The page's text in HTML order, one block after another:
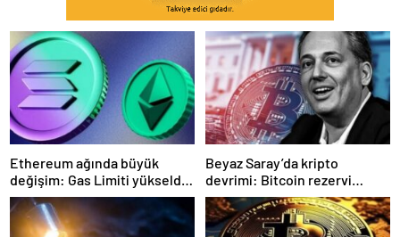
Ethereum ağında büyük
değişim: Gas Limiti yükseldi,
işlem ücretleri düşebilir mi?
Beyaz Saray’da kripto
devrimi: Bitcoin rezervi
gerçek olabilir mi?